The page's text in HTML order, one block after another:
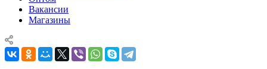
Вакансии
Магазины